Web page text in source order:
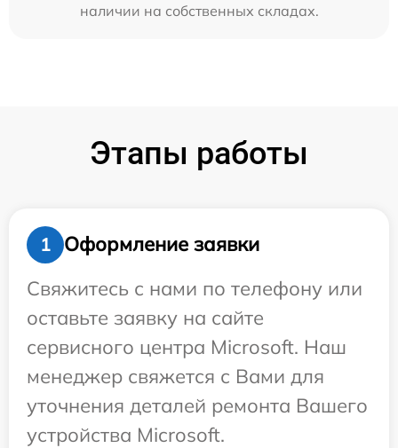
наличии на собственных складах.
Этапы работы
1
Оформление заявки
Свяжитесь с нами по телефону или
оставьте заявку на сайте
сервисного центра Microsoft. Наш
менеджер свяжется с Вами для
уточнения деталей ремонта Вашего
устройства Microsoft.